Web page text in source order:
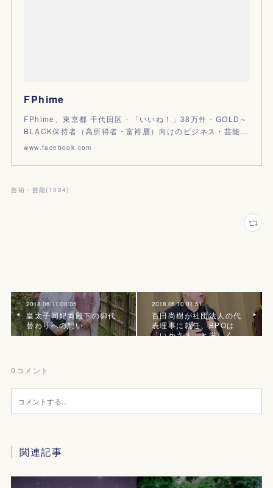
FPhime
FPhime、東京都 千代田区 - 「いいね！」38万件 - GOLD～
BLACK保持者（高所得者・富裕層）向けのビジネス・芸能…
www.facebook.com
芸術・芸能( 1024)
2018.06.11 00:05
皇太子同妃両殿下の御代
替わりへの想い
2018.06.10 01:51
百田尚樹が社団法人の代
表理事に就任、BPOは
「いかさま」と厳しく…
0 コメント
関連記事